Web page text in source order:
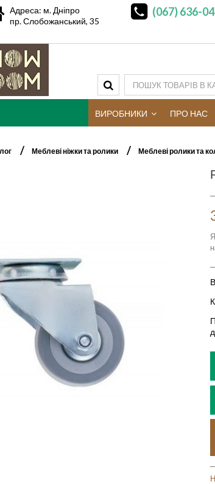
Адреса: м. Дніпро
пр. Слобожанський, 35
(067) 636-
ВИРОБНИКИ ПРО НАС
Меблеві ніжки та ролики Меблеві ролики та